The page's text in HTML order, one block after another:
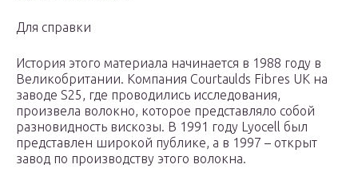
Для справки
История этого материала начинается в 1988 году в
Великобритании. Компания Courtaulds Fibres UK на
заводе S25, где проводились исследования,
произвела волокно, которое представляло собой
разновидность вискозы. В 1991 году Lyocell был
представлен широкой публике, а в 1997 – открыт
завод по производству этого волокна.